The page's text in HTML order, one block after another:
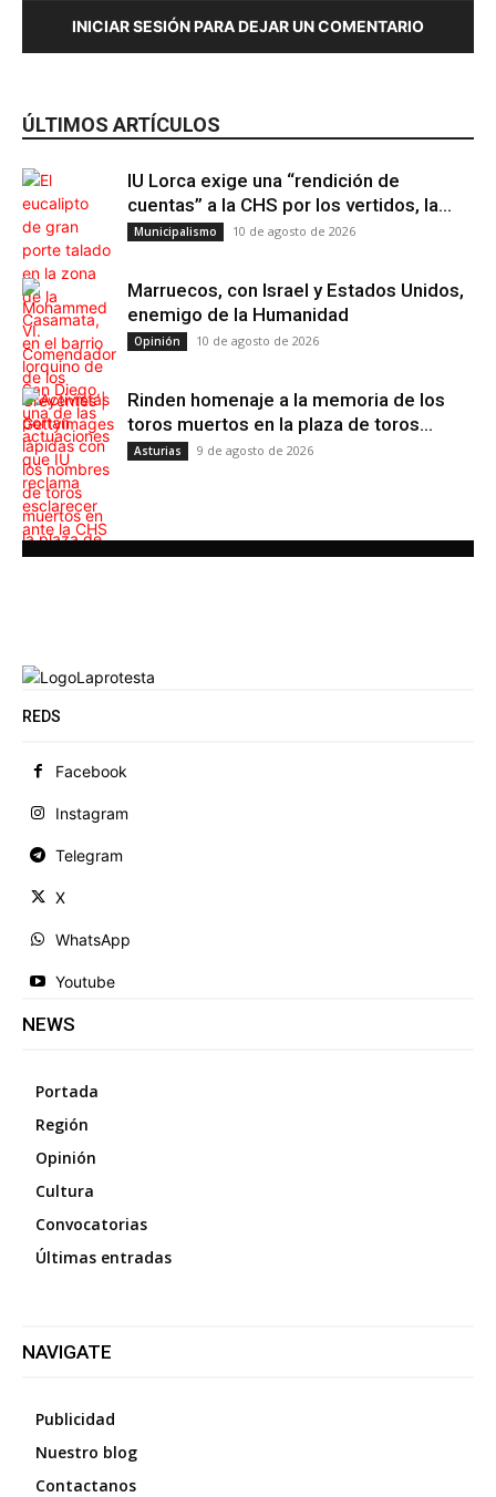
INICIAR SESIÓN PARA DEJAR UN COMENTARIO
ÚLTIMOS ARTÍCULOS
IU Lorca exige una “rendición de
cuentas” a la CHS por los vertidos, la...
Municipalismo 10 de agosto de 2026
Marruecos, con Israel y Estados Unidos,
enemigo de la Humanidad
Opinión 10 de agosto de 2026
Rinden homenaje a la memoria de los
toros muertos en la plaza de toros...
Asturias 9 de agosto de 2026
REDS
Facebook
Instagram
Telegram
X
WhatsApp
Youtube
NEWS
Portada
Región
Opinión
Cultura
Convocatorias
Últimas entradas
NAVIGATE
Publicidad
Nuestro blog
Contactanos